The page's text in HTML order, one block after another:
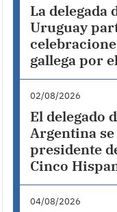
La delegada
Uruguay
gallega por
02/08/2026
El delegado
Argentina
presidente
Cinco
04/08/2026